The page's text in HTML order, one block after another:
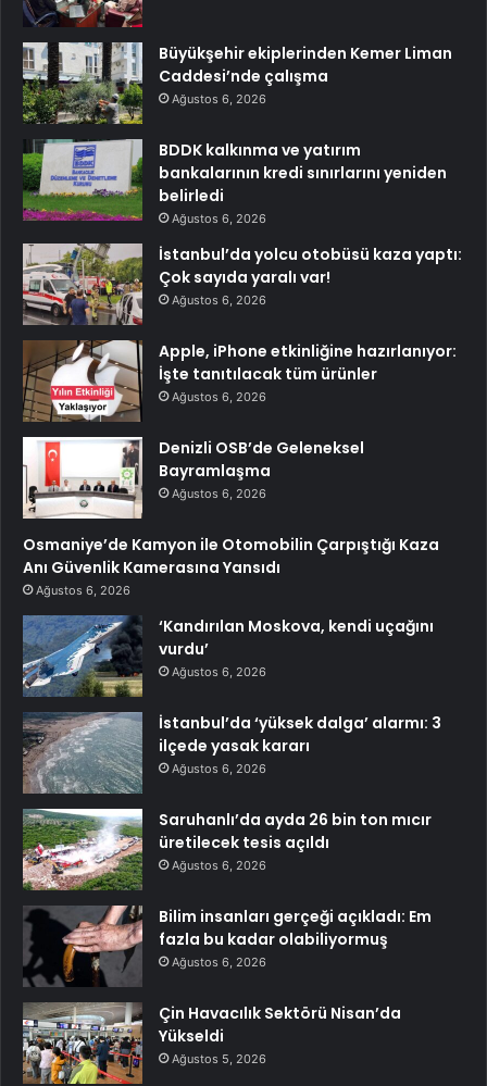
Büyükşehir ekiplerinden Kemer Liman
Caddesi’nde çalışma
Ağustos 6, 2026
BDDK kalkınma ve yatırım
bankalarının kredi sınırlarını yeniden
belirledi
Ağustos 6, 2026
İstanbul’da yolcu otobüsü kaza yaptı:
Çok sayıda yaralı var!
Ağustos 6, 2026
Apple, iPhone etkinliğine hazırlanıyor:
İşte tanıtılacak tüm ürünler
Ağustos 6, 2026
Denizli OSB’de Geleneksel
Bayramlaşma
Ağustos 6, 2026
Osmaniye’de Kamyon ile Otomobilin Çarpıştığı Kaza
Anı Güvenlik Kamerasına Yansıdı
Ağustos 6, 2026
‘Kandırılan Moskova, kendi uçağını
vurdu’
Ağustos 6, 2026
İstanbul’da ‘yüksek dalga’ alarmı: 3
ilçede yasak kararı
Ağustos 6, 2026
Saruhanlı’da ayda 26 bin ton mıcır
üretilecek tesis açıldı
Ağustos 6, 2026
Bilim insanları gerçeği açıkladı: Em
fazla bu kadar olabiliyormuş
Ağustos 6, 2026
Çin Havacılık Sektörü Nisan’da
Yükseldi
Ağustos 5, 2026